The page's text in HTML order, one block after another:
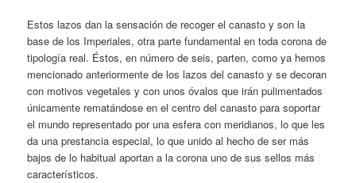
Estos lazos dan la sensación de recoger el canasto y son la
base de los Imperiales, otra parte fundamental en toda corona de
tipología real. Éstos, en número de seis, parten, como ya hemos
mencionado anteriormente de los lazos del canasto y se decoran
con motivos vegetales y con unos óvalos que irán pulimentados
únicamente rematándose en el centro del canasto para soportar
el mundo representado por una esfera con meridianos, lo que les
da una prestancia especial, lo que unido al hecho de ser más
bajos de lo habitual aportan a la corona uno de sus sellos más
característicos.